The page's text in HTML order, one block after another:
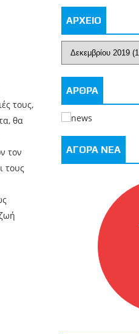
τους,
θα
τον
τους
ΑΡΧΕΙΟ
ΑΡΘΡΑ
ΑΓΟΡΑ ΝΕΑ